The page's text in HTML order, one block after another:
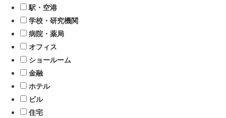
駅・空港
学校・研究機関
病院・薬局
オフィス
ショールーム
金融
ホテル
ビル
住宅